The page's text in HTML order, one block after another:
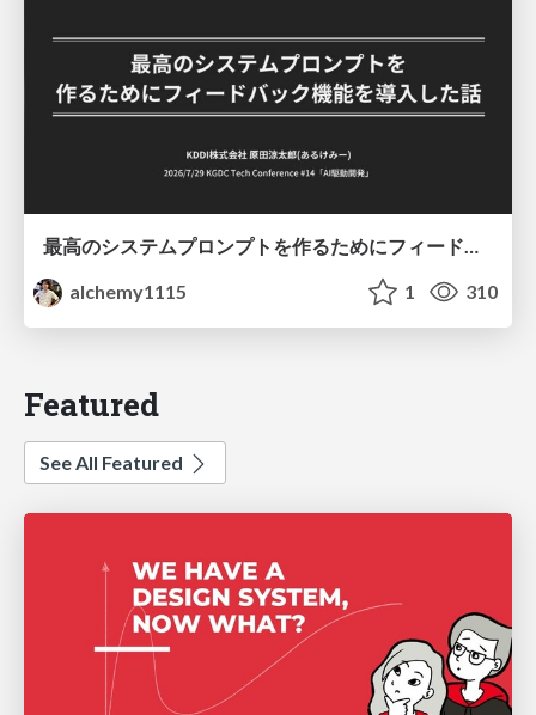
最高のシステムプロンプトを作るためにフィードバック機能を導入した話
alchemy1115
1 310
Featured
See All Featured